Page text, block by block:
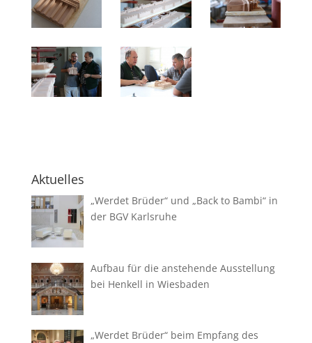
Aktuelles
„Werdet Brüder“ und „Back to Bambi“ in
der BGV Karlsruhe
Aufbau für die anstehende Ausstellung
bei Henkell in Wiesbaden
„Werdet Brüder“ beim Empfang des